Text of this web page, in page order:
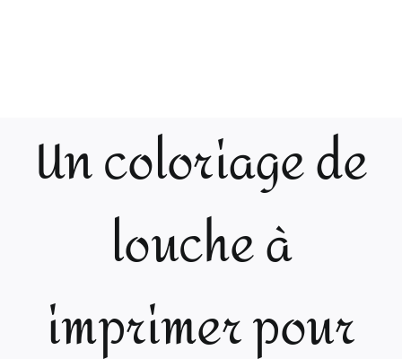
Un coloriage de
louche à
imprimer pour